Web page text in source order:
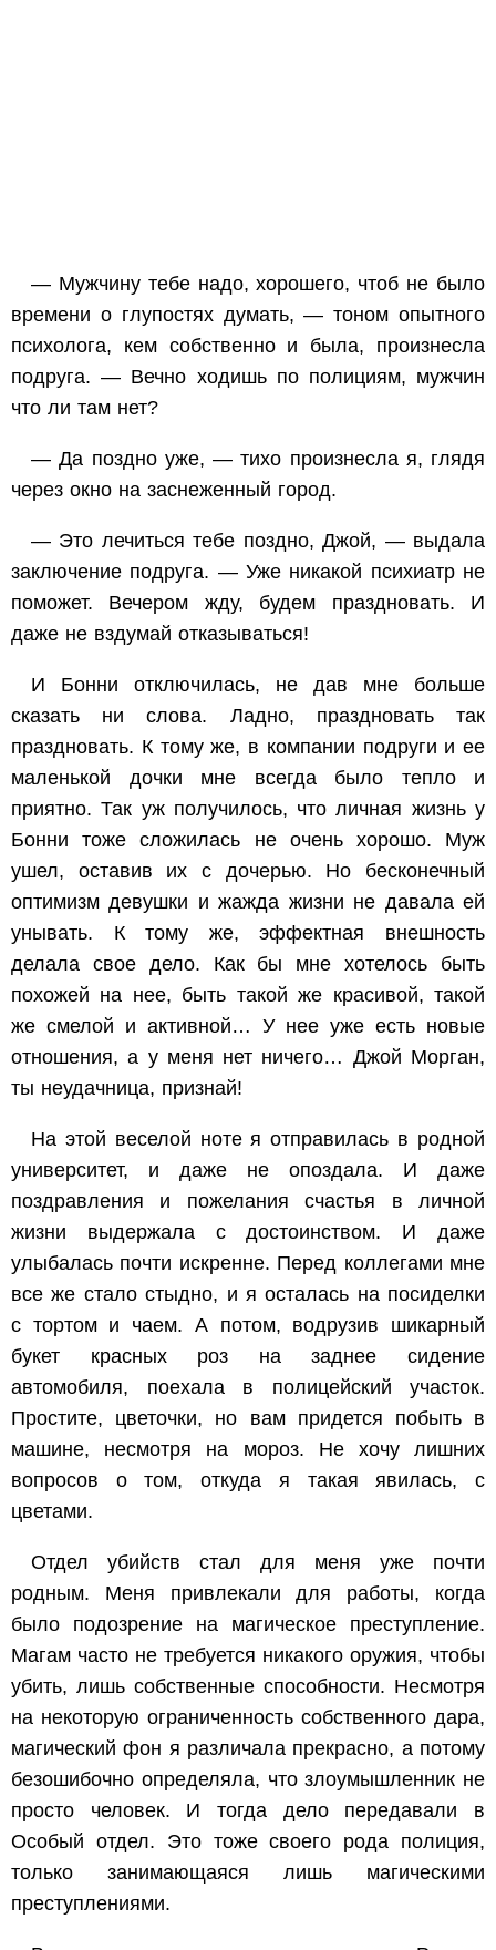
— Мужчину тебе надо, хорошего, чтоб не было
времени о глупостях думать, — тоном опытного
психолога, кем собственно и была, произнесла
подруга. — Вечно ходишь по полициям, мужчин
что ли там нет?
— Да поздно уже, — тихо произнесла я, глядя
через окно на заснеженный город.
— Это лечиться тебе поздно, Джой, — выдала
заключение подруга. — Уже никакой психиатр не
поможет. Вечером жду, будем праздновать. И
даже не вздумай отказываться!
И Бонни отключилась, не дав мне больше
сказать ни слова. Ладно, праздновать так
праздновать. К тому же, в компании подруги и ее
маленькой дочки мне всегда было тепло и
приятно. Так уж получилось, что личная жизнь у
Бонни тоже сложилась не очень хорошо. Муж
ушел, оставив их с дочерью. Но бесконечный
оптимизм девушки и жажда жизни не давала ей
унывать. К тому же, эффектная внешность
делала свое дело. Как бы мне хотелось быть
похожей на нее, быть такой же красивой, такой
же смелой и активной… У нее уже есть новые
отношения, а у меня нет ничего… Джой Морган,
ты неудачница, признай!
На этой веселой ноте я отправилась в родной
университет, и даже не опоздала. И даже
поздравления и пожелания счастья в личной
жизни выдержала с достоинством. И даже
улыбалась почти искренне. Перед коллегами мне
все же стало стыдно, и я осталась на посиделки
с тортом и чаем. А потом, водрузив шикарный
букет красных роз на заднее сидение
автомобиля, поехала в полицейский участок.
Простите, цветочки, но вам придется побыть в
машине, несмотря на мороз. Не хочу лишних
вопросов о том, откуда я такая явилась, с
цветами.
Отдел убийств стал для меня уже почти
родным. Меня привлекали для работы, когда
было подозрение на магическое преступление.
Магам часто не требуется никакого оружия, чтобы
убить, лишь собственные способности. Несмотря
на некоторую ограниченность собственного дара,
магический фон я различала прекрасно, а потому
безошибочно определяла, что злоумышленник не
просто человек. И тогда дело передавали в
Особый отдел. Это тоже своего рода полиция,
только занимающаяся лишь магическими
преступлениями.